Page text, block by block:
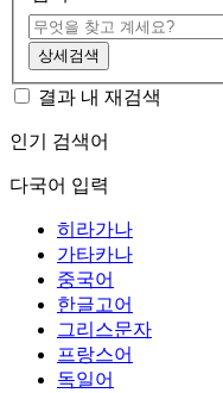
상세검색
결과 내 재검색
인기 검색어
다국어 입력
히라가나
가타카나
중국어
한글고어
그리스문자
프랑스어
독일어